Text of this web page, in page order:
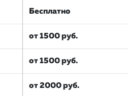
Бесплатно
от 1500 руб.
от 1500 руб.
от 2000 руб.